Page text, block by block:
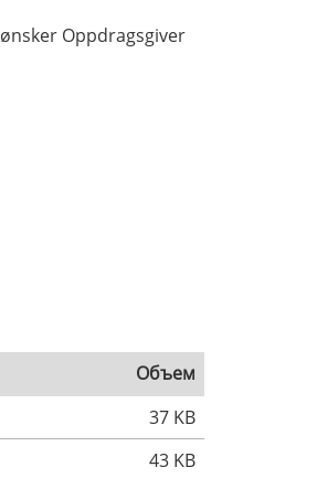
Oppdragsgiver
Объем
37 KB
43 KB